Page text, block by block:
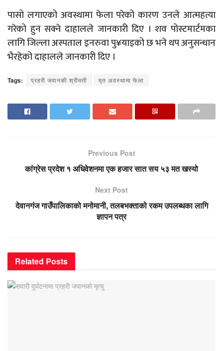
पासो लगाएको अवस्थामा फेला परेको कारण उनले आत्महत्या
गरेको हुन सक्ने दाहालले जानकारी दिए । शव पोस्टमार्टमका
लागि जिल्ला अस्पताल इनरुवा पु¥याइको छ भने थप अनुसन्धान
भैरहेको दाहालले जानकारी दिए ।
Tags: प्रहरी जवानकी श्रीमती मृत अवस्थामा फेला
Previous Post
कांग्रेस प्रदेश १ अधिवेशनमा एक हजार सात सय ५३ मत खस्यो
Next Post
देवानगंज गाउँपालिकाको मनोमानी, तलबभक्ताको रकम उपलब्धका लागि
ज्ञापन पत्र
Related Posts